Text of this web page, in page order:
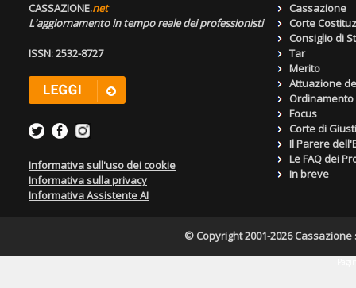
CASSAZIONE.net
L'aggiornamento in tempo reale dei professionisti
ISSN: 2532-8727
Informativa sull'uso dei cookie
Informativa sulla privacy
Informativa Assistente AI
Cassazione
Corte
Consiglio di
Tar
Merito
Attuazione
Focus
Corte di
Il Parere
Le FAQ dei
In breve
© Copyright 2001-2026 Cassazione